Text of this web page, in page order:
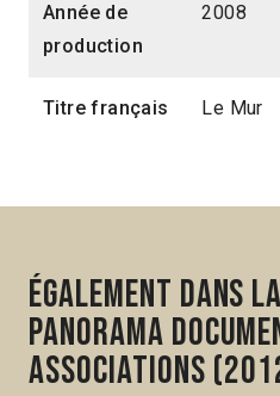
Année de
production
2008
Titre français Le Mur
Également dans
Panorama
associations